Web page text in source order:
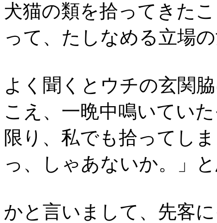
犬猫の類を拾ってきた
って、たしなめる立場
よく聞くとウチの玄関
こえ、一晩中鳴いてい
限り、私でも拾ってし
っ、しゃあないか。」
かと言いまして、先客